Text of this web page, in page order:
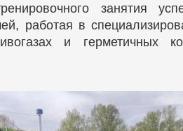
занятия
работая в
и герметичных